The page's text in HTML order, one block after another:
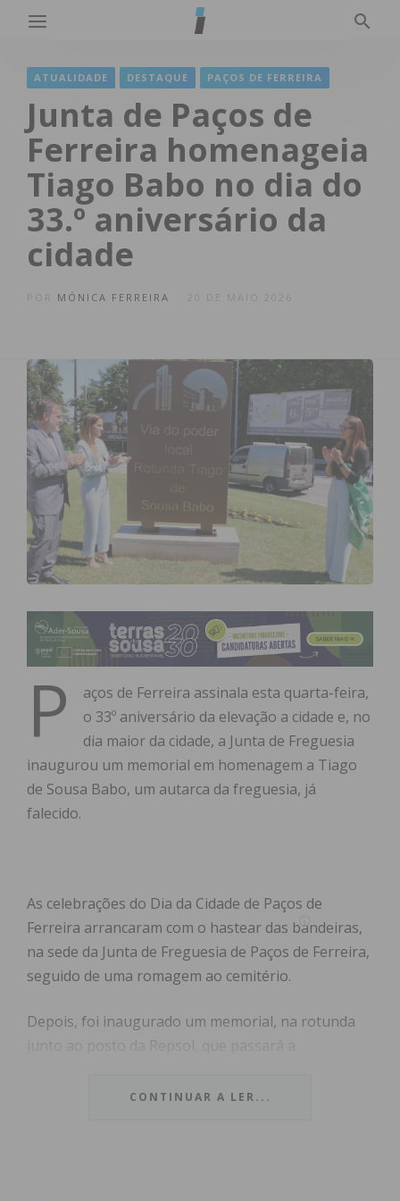
ATUALIDADE DESTAQUE PAÇOS DE FERREIRA
Junta de Paços de
Ferreira homenageia
Tiago Babo no dia do
33.º aniversário da
cidade
MÓNICA FERREIRA 20 DE MAIO 2026
P
aços de Ferreira assinala esta quarta-feira,
o 33º aniversário da elevação a cidade e, no
dia maior da cidade, a Junta de Freguesia
inaugurou um memorial em homenagem a Tiago
de Sousa Babo, um autarca da freguesia, já
falecido.
As celebrações do Dia da Cidade de Paços de
Ferreira arrancaram com o hastear das bandeiras,
na sede da Junta de Freguesia de Paços de Ferreira,
seguido de uma romagem ao cemitério.
Depois, foi inaugurado um memorial, na rotunda
junto ao posto da Repsol, que passará a
homenagem ao falecido Presidente da Junta de
CONTINUAR A LER...